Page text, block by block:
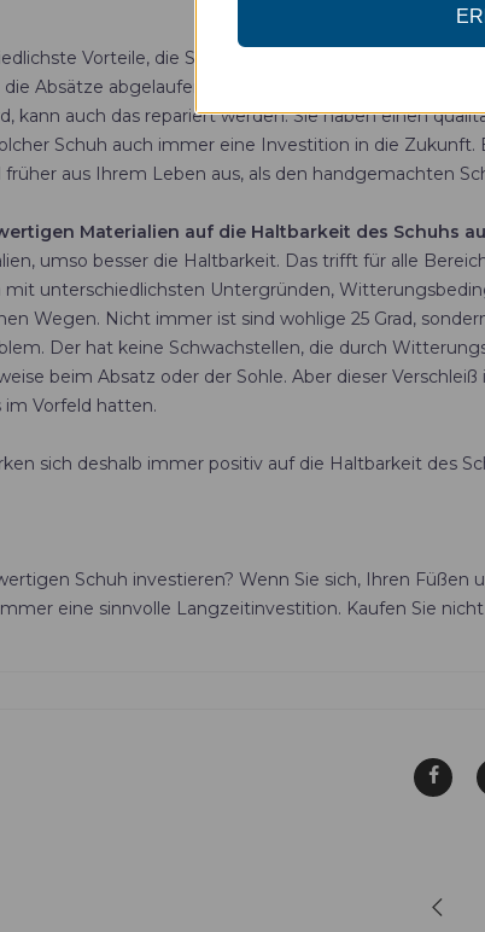
Vorteile, die Sie als Kunde
die Absätze abgelaufen oder wird die Sohle dünner,
kann auch das repariert werden. Sie haben einen
Schuh auch immer eine Investition in die
früher aus Ihrem Leben aus, als den handgemachten
Materialien auf die Haltbarkeit des Schuhs
umso besser die Haltbarkeit. Das trifft für alle
mit unterschiedlichsten Untergründen,
Wegen. Nicht immer ist sind wohlige 25 Grad,
Der hat keine Schwachstellen, die durch
beim Absatz oder der Sohle. Aber dieser
im Vorfeld hatten.
sich deshalb immer positiv auf die Haltbarkeit des
Schuh investieren? Wenn Sie sich, Ihren
eine sinnvolle Langzeitinvestition. Kaufen Sie